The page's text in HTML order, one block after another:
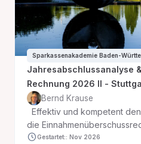
Sparkassenakademie Baden-
Jahresabschlussanalyse
Rechnung 2026 II -
Bernd Krause
Effektiv und kompetent
die
ist es, was wir gemeinsam in
Gestartet:: Nov 2026